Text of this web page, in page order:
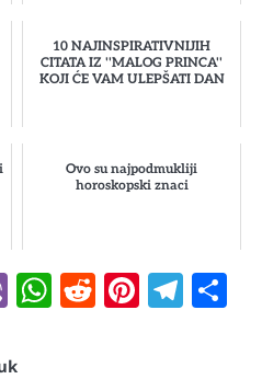
10 NAJINSPIRATIVNIJIH
CITATA IZ ''MALOG PRINCA''
KOJI ĆE VAM ULEPŠATI DAN
Ovo su najpodmukliji
horoskopski znaci
ViberWhatsApp
Reddit